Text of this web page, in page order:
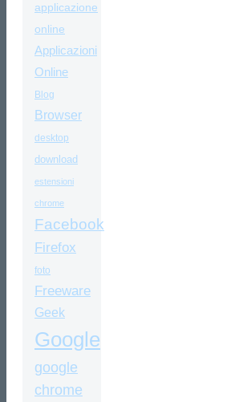
applicazione
online
Applicazioni
Online
Blog
Browser
desktop
download
estensioni
chrome
Facebook
Firefox
foto
Freeware
Geek
Google
google
chrome